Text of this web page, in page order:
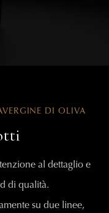
DI OLIVA
al dettaglio e
di qualità.
su due linee,